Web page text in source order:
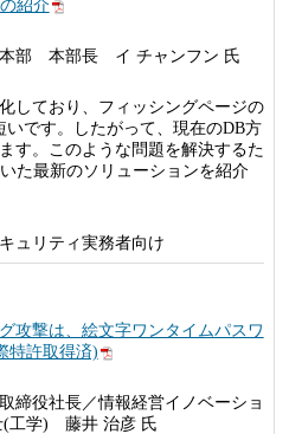
紹介
部 本部長 イ チャンフン 氏
しており、フィッシングページの
です。したがって、現在のDB方
す。このような問題を解決するた
た最新のソリューションを紹介
ュリティ実務者向け
攻撃は、絵文字ワンタイムパスワ
特許取得済)
役社長／情報経営イノベーショ
(工学) 藤井 治彦 氏